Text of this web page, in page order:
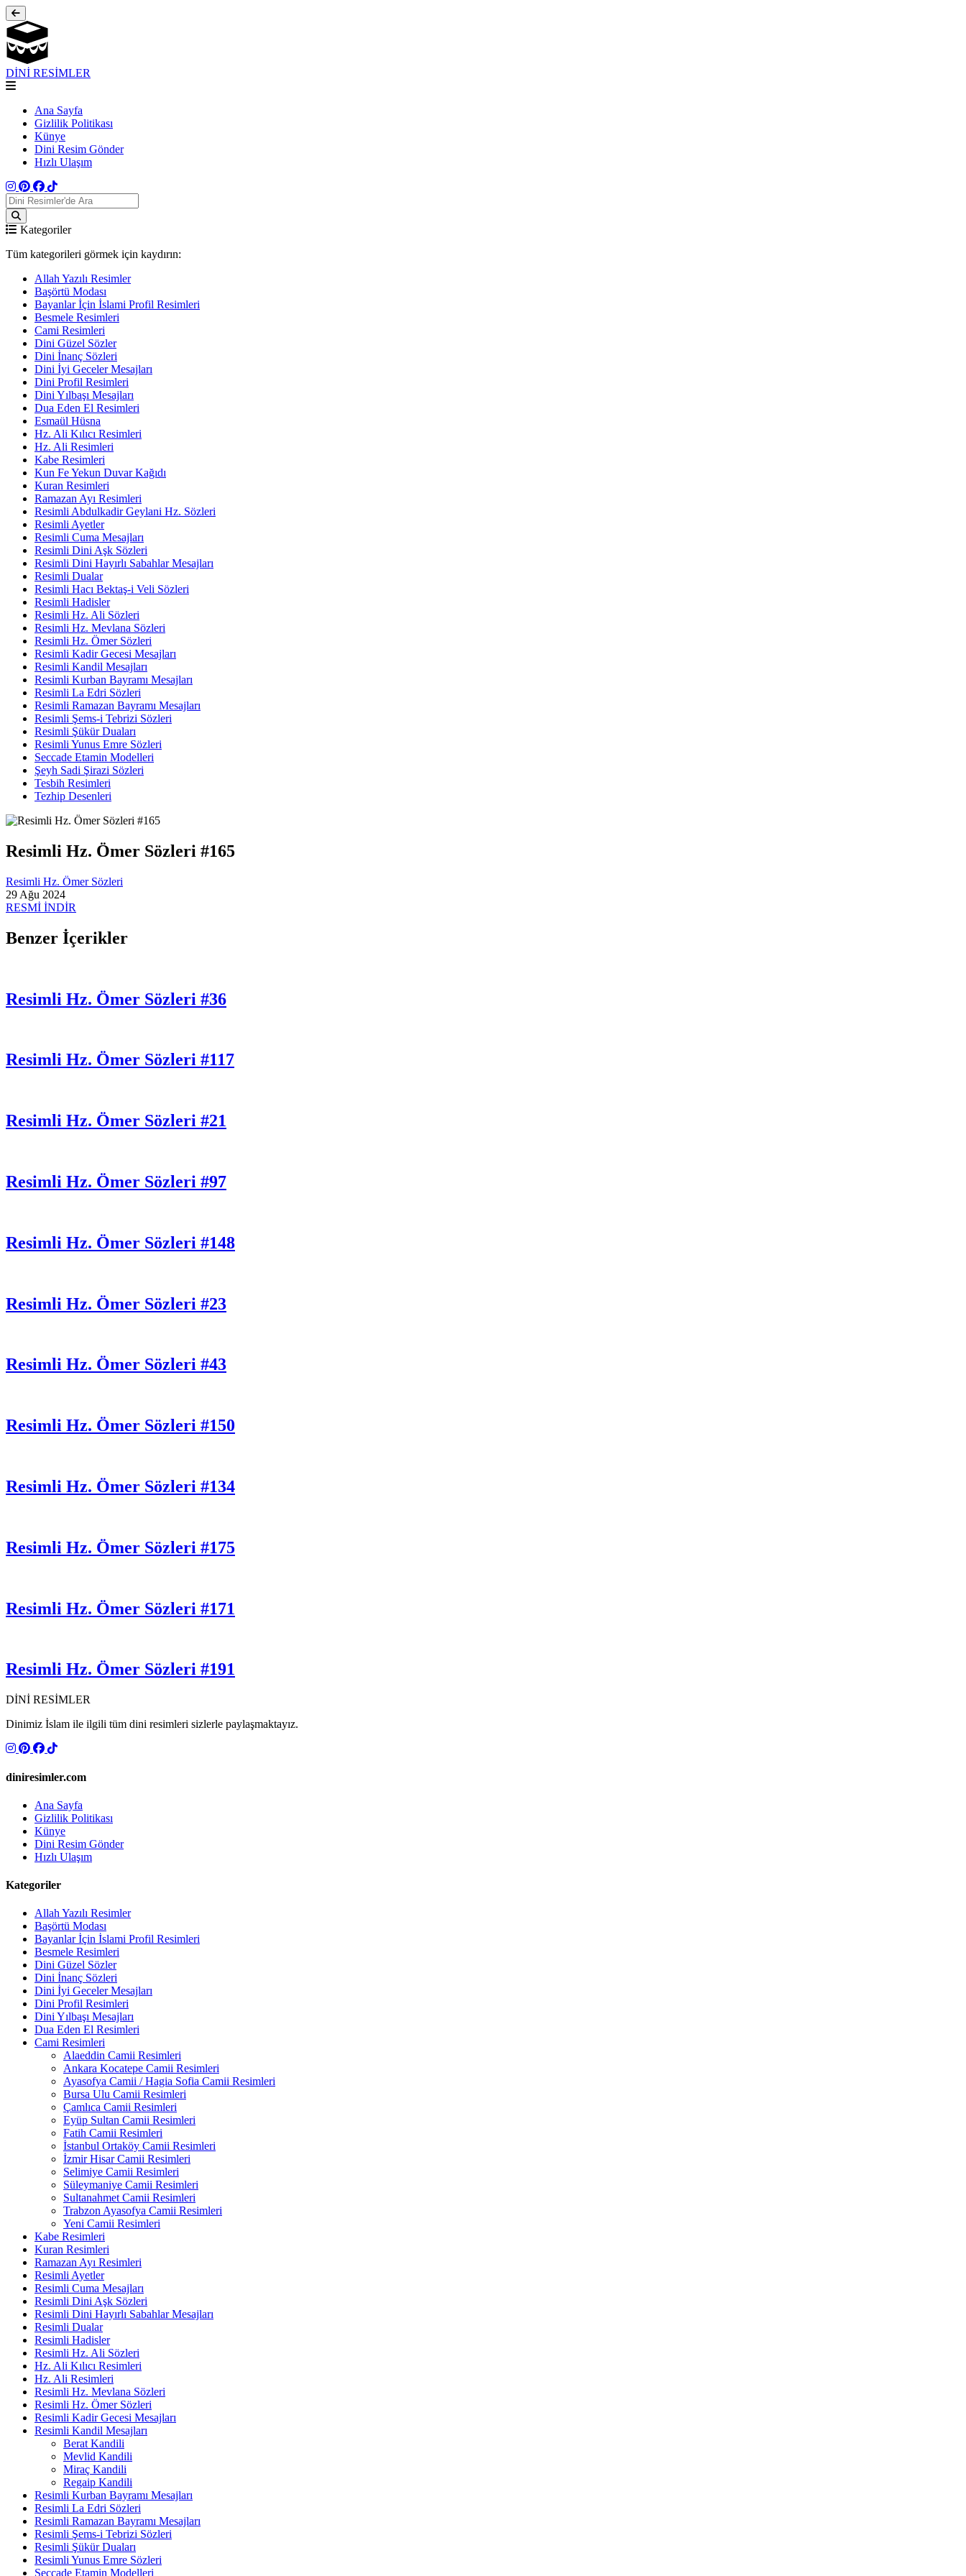
DİNİ RESİMLER
Ana Sayfa
Gizlilik Politikası
Künye
Dini Resim Gönder
Hızlı Ulaşım
Kategoriler
Tüm kategorileri görmek için kaydırın:
Allah Yazılı Resimler
Başörtü Modası
Bayanlar İçin İslami Profil Resimleri
Besmele Resimleri
Cami Resimleri
Dini Güzel Sözler
Dini İnanç Sözleri
Dini İyi Geceler Mesajları
Dini Profil Resimleri
Dini Yılbaşı Mesajları
Dua Eden El Resimleri
Esmaül Hüsna
Hz. Ali Kılıcı Resimleri
Hz. Ali Resimleri
Kabe Resimleri
Kun Fe Yekun Duvar Kağıdı
Kuran Resimleri
Ramazan Ayı Resimleri
Resimli Abdulkadir Geylani Hz. Sözleri
Resimli Ayetler
Resimli Cuma Mesajları
Resimli Dini Aşk Sözleri
Resimli Dini Hayırlı Sabahlar Mesajları
Resimli Dualar
Resimli Hacı Bektaş-i Veli Sözleri
Resimli Hadisler
Resimli Hz. Ali Sözleri
Resimli Hz. Mevlana Sözleri
Resimli Hz. Ömer Sözleri
Resimli Kadir Gecesi Mesajları
Resimli Kandil Mesajları
Resimli Kurban Bayramı Mesajları
Resimli La Edri Sözleri
Resimli Ramazan Bayramı Mesajları
Resimli Şems-i Tebrizi Sözleri
Resimli Şükür Duaları
Resimli Yunus Emre Sözleri
Seccade Etamin Modelleri
Şeyh Sadi Şirazi Sözleri
Tesbih Resimleri
Tezhip Desenleri
Resimli Hz. Ömer Sözleri #165
Resimli Hz. Ömer Sözleri
29 Ağu 2024
RESMİ İNDİR
Benzer İçerikler
Resimli Hz. Ömer Sözleri #36
Resimli Hz. Ömer Sözleri #117
Resimli Hz. Ömer Sözleri #21
Resimli Hz. Ömer Sözleri #97
Resimli Hz. Ömer Sözleri #148
Resimli Hz. Ömer Sözleri #23
Resimli Hz. Ömer Sözleri #43
Resimli Hz. Ömer Sözleri #150
Resimli Hz. Ömer Sözleri #134
Resimli Hz. Ömer Sözleri #175
Resimli Hz. Ömer Sözleri #171
Resimli Hz. Ömer Sözleri #191
DİNİ RESİMLER
Dinimiz İslam ile ilgili tüm dini resimleri sizlerle paylaşmaktayız.
diniresimler.com
Ana Sayfa
Gizlilik Politikası
Künye
Dini Resim Gönder
Hızlı Ulaşım
Kategoriler
Allah Yazılı Resimler
Başörtü Modası
Bayanlar İçin İslami Profil Resimleri
Besmele Resimleri
Dini Güzel Sözler
Dini İnanç Sözleri
Dini İyi Geceler Mesajları
Dini Profil Resimleri
Dini Yılbaşı Mesajları
Dua Eden El Resimleri
Cami Resimleri
Alaeddin Camii Resimleri
Ankara Kocatepe Camii Resimleri
Ayasofya Camii / Hagia Sofia Camii Resimleri
Bursa Ulu Camii Resimleri
Çamlıca Camii Resimleri
Eyüp Sultan Camii Resimleri
Fatih Camii Resimleri
İstanbul Ortaköy Camii Resimleri
İzmir Hisar Camii Resimleri
Selimiye Camii Resimleri
Süleymaniye Camii Resimleri
Sultanahmet Camii Resimleri
Trabzon Ayasofya Camii Resimleri
Yeni Camii Resimleri
Kabe Resimleri
Kuran Resimleri
Ramazan Ayı Resimleri
Resimli Ayetler
Resimli Cuma Mesajları
Resimli Dini Aşk Sözleri
Resimli Dini Hayırlı Sabahlar Mesajları
Resimli Dualar
Resimli Hadisler
Resimli Hz. Ali Sözleri
Hz. Ali Kılıcı Resimleri
Hz. Ali Resimleri
Resimli Hz. Mevlana Sözleri
Resimli Hz. Ömer Sözleri
Resimli Kadir Gecesi Mesajları
Resimli Kandil Mesajları
Berat Kandili
Mevlid Kandili
Miraç Kandili
Regaip Kandili
Resimli Kurban Bayramı Mesajları
Resimli La Edri Sözleri
Resimli Ramazan Bayramı Mesajları
Resimli Şems-i Tebrizi Sözleri
Resimli Şükür Duaları
Resimli Yunus Emre Sözleri
Seccade Etamin Modelleri